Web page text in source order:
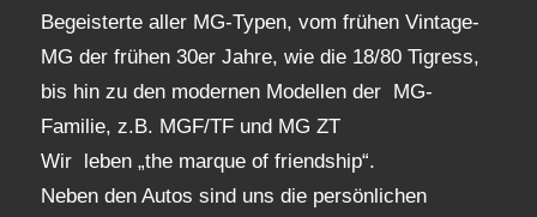
Begeisterte aller MG-Typen, vom frühen Vintage-
MG der frühen 30er Jahre, wie die 18/80 Tigress,
bis hin zu den modernen Modellen der MG-
Familie, z.B. MGF/TF und MG ZT
Wir leben „the marque of friendship“.
Neben den Autos sind uns die persönlichen